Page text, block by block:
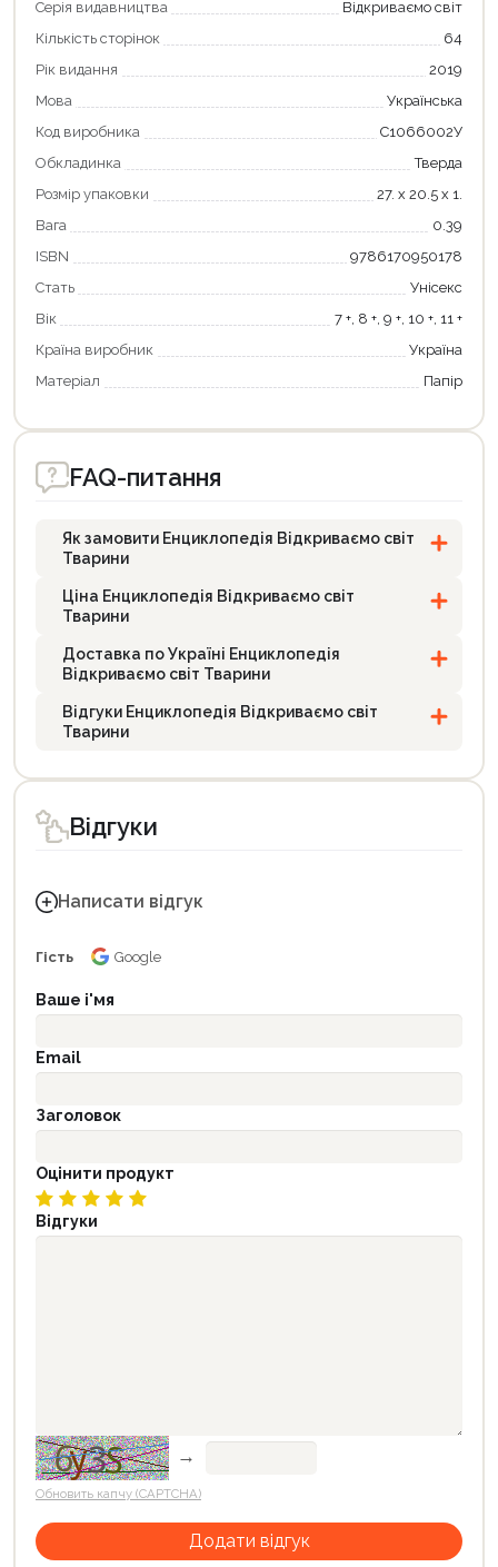
Серія видавництва
Відкриваємо світ
Кількість сторінок
64
Рік видання
2019
Мова
Українська
Код виробника
С1066002У
Обкладинка
Тверда
Розмір упаковки
27. х 20.5 х 1.
Вага
0.39
ISBN
9786170950178
Стать
Унісекс
Вік
7 +, 8 +, 9 +, 10 +, 11 +
Країна виробник
Україна
Матеріал
Папір
FAQ-питання
Як замовити Енциклопедія Відкриваємо світ
Тварини
Ціна Енциклопедія Відкриваємо світ
Тварини
Доставка по Україні Енциклопедія
Відкриваємо світ Тварини
Відгуки Енциклопедія Відкриваємо світ
Тварини
Відгуки
Написати відгук
Гість Google
Ваше і'мя
Email
Заголовок
Оцінити продукт
Відгуки
→
Обновить капчу (CAPTCHA)